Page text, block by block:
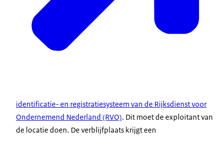
identificatie- en registratiesysteem van de Rijksdienst voor
Ondernemend Nederland (RVO). Dit moet de exploitant van
de locatie doen. De verblijfplaats krijgt een